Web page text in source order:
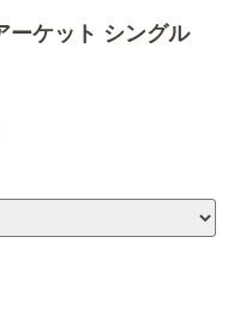
ーケット シングル